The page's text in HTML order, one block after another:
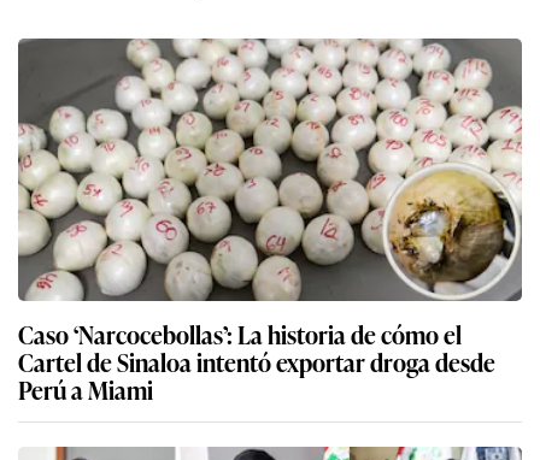
Caso ‘Narcocebollas’: La historia de cómo el
Cartel de Sinaloa intentó exportar droga desde
Perú a Miami